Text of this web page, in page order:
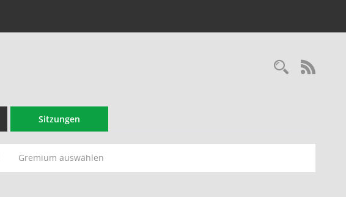
Sitzungen
Gremium auswählen